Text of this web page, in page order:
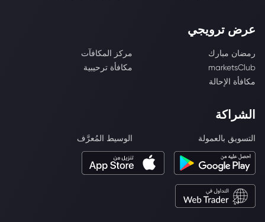
عرض ترويجي
رمضان مبارك
مركز المكافآت
marketsClub
مكافأة ترحيبية
مكافأة الإحالة
الشراكة
التسويق بالعمولة الوسيط المُعرَّف